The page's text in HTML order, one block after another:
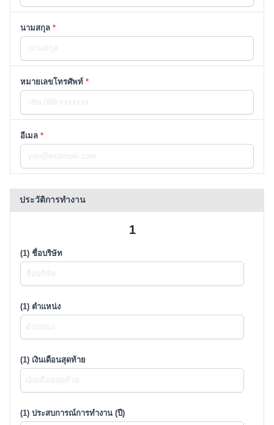
นามสกุล *
หมายเลขโทรศัพท์ *
อีเมล *
ประวัติการทำงาน
1
(1) ชื่อบริษัท
(1) ตำแหน่ง
(1) เงินเดือนสุดท้าย
(1) ประสบการณ์การทำงาน (ปี)